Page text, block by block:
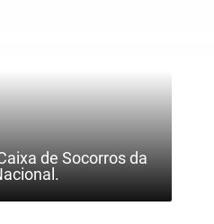
de Socorros da